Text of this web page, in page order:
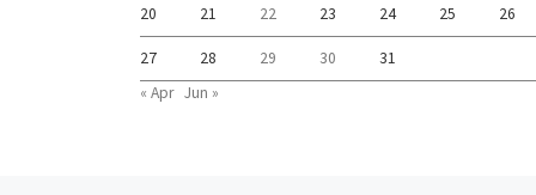
20 21 22 23 24 25 26
27 28 29 30
31
« Apr Jun »